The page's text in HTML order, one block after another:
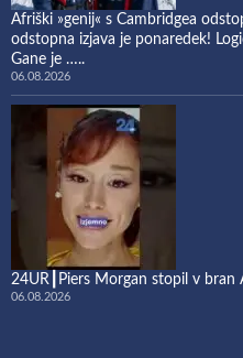
Afriški »genij« s Cambridgea
odstopna izjava je ponaredek!
Gane je …..
06.08.2026
24UR┃Piers Morgan stopil v bran
06.08.2026